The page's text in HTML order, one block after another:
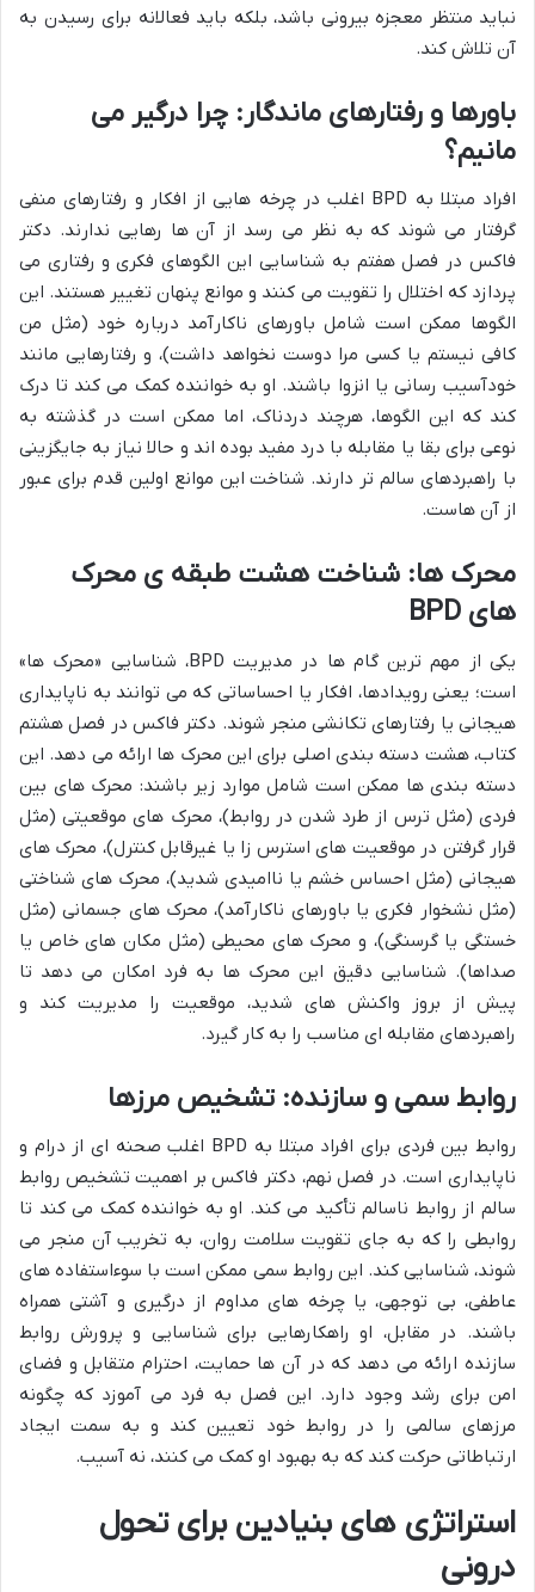
نباید منتظر معجزه بیرونی باشد، بلکه باید فعالانه برای رسیدن به
آن تلاش کند.
باورها و رفتارهای ماندگار: چرا درگیر می
مانیم؟
افراد مبتلا به BPD اغلب در چرخه هایی از افکار و رفتارهای منفی
گرفتار می شوند که به نظر می رسد از آن ها رهایی ندارند. دکتر
فاکس در فصل هفتم به شناسایی این الگوهای فکری و رفتاری می
پردازد که اختلال را تقویت می کنند و موانع پنهان تغییر هستند. این
الگوها ممکن است شامل باورهای ناکارآمد درباره خود (مثل من
کافی نیستم یا کسی مرا دوست نخواهد داشت)، و رفتارهایی مانند
خودآسیب رسانی یا انزوا باشند. او به خواننده کمک می کند تا درک
کند که این الگوها، هرچند دردناک، اما ممکن است در گذشته به
نوعی برای بقا یا مقابله با درد مفید بوده اند و حالا نیاز به جایگزینی
با راهبردهای سالم تر دارند. شناخت این موانع اولین قدم برای عبور
از آن هاست.
محرک ها: شناخت هشت طبقه ی محرک
های BPD
یکی از مهم ترین گام ها در مدیریت BPD، شناسایی «محرک ها»
است؛ یعنی رویدادها، افکار یا احساساتی که می توانند به ناپایداری
هیجانی یا رفتارهای تکانشی منجر شوند. دکتر فاکس در فصل هشتم
کتاب، هشت دسته بندی اصلی برای این محرک ها ارائه می دهد. این
دسته بندی ها ممکن است شامل موارد زیر باشند: محرک های بین
فردی (مثل ترس از طرد شدن در روابط)، محرک های موقعیتی (مثل
قرار گرفتن در موقعیت های استرس زا یا غیرقابل کنترل)، محرک های
هیجانی (مثل احساس خشم یا ناامیدی شدید)، محرک های شناختی
(مثل نشخوار فکری یا باورهای ناکارآمد)، محرک های جسمانی (مثل
خستگی یا گرسنگی)، و محرک های محیطی (مثل مکان های خاص یا
صداها). شناسایی دقیق این محرک ها به فرد امکان می دهد تا
پیش از بروز واکنش های شدید، موقعیت را مدیریت کند و
راهبردهای مقابله ای مناسب را به کار گیرد.
روابط سمی و سازنده: تشخیص مرزها
روابط بین فردی برای افراد مبتلا به BPD اغلب صحنه ای از درام و
ناپایداری است. در فصل نهم، دکتر فاکس بر اهمیت تشخیص روابط
سالم از روابط ناسالم تأکید می کند. او به خواننده کمک می کند تا
روابطی را که به جای تقویت سلامت روان، به تخریب آن منجر می
شوند، شناسایی کند. این روابط سمی ممکن است با سوءاستفاده های
عاطفی، بی توجهی، یا چرخه های مداوم از درگیری و آشتی همراه
باشند. در مقابل، او راهکارهایی برای شناسایی و پرورش روابط
سازنده ارائه می دهد که در آن ها حمایت، احترام متقابل و فضای
امن برای رشد وجود دارد. این فصل به فرد می آموزد که چگونه
مرزهای سالمی را در روابط خود تعیین کند و به سمت ایجاد
ارتباطاتی حرکت کند که به بهبود او کمک می کنند، نه آسیب.
استراتژی های بنیادین برای تحول
درونی